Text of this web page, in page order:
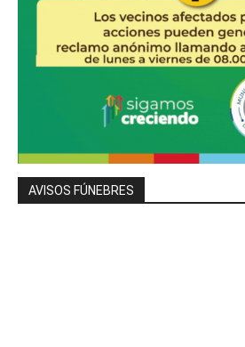
AVISOS FÚNEBRES